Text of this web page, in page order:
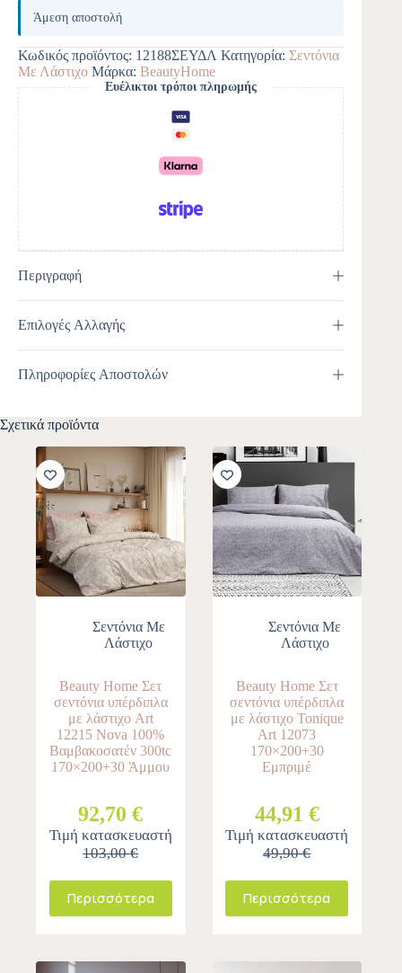
e
r
n
a
t
i
v
e
:
Άμεση αποστολή
Κωδικός προϊόντος: 12188ΣΕΥΔΛ Κατηγορία: Σεντόνια
Με Λάστιχο Μάρκα: BeautyHome
Ευέλικτοι τρόποι πληρωμής
Περιγραφή
Επιλογές Αλλαγής
Πληροφορίες Αποστολών
Σχετικά προϊόντα
-10%
Σεντόνια Με
Λάστιχο
Beauty Home Σετ
σεντόνια υπέρδιπλα
με λάστιχο Art
12215 Nova 100%
Βαμβακοσατέν 300tc
170×200+30 Άμμου
92,70 €
Τιμή κατασκευαστή
103,00 €
Περισσότερα
-10%
Σεντόνια Με
Λάστιχο
Beauty Home Σετ
σεντόνια υπέρδιπλα
με λάστιχο Tonique
Art 12073
170×200+30
Εμπριμέ
44,91 €
Τιμή κατασκευαστή
49,90 €
Περισσότερα